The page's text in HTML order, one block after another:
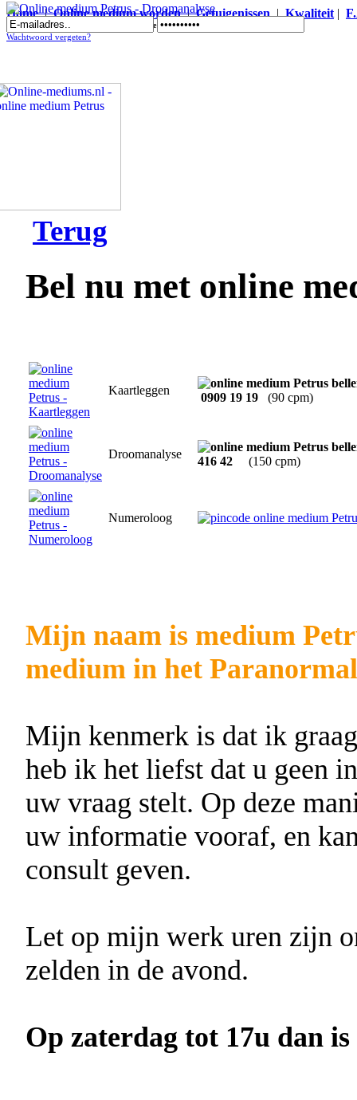
Home|Online medium worden|Getuigenissen|Kwaliteit |
Online medium Petrus - Droomanalyse
Wachtwoord vergeten?
Terug
Bel nu met online
Kaartleggen
0909 19 19 (90 cpm)
Droomanalyse
416 42 (150 cpm)
Numeroloog
Mijn naam is medium
medium in het
Mijn kenmerk is dat ik
heb ik het liefst dat u geen
uw vraag stelt. Op deze
uw informatie vooraf, en
consult geven.
Let op mijn werk uren zijn
zelden in de avond.
Op zaterdag tot 17u dan